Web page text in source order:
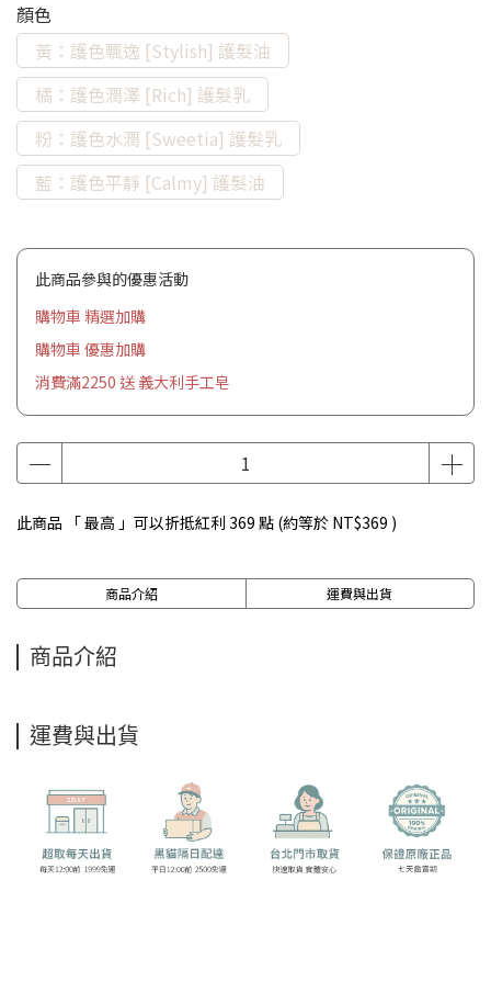
顏色
黃：護色飄逸 [Stylish] 護髮油
橘：護色潤澤 [Rich] 護髮乳
粉：護色水潤 [Sweetia] 護髮乳
藍：護色平靜 [Calmy] 護髮油
此商品參與的優惠活動
購物車 精選加購
購物車 優惠加購
消費滿2250 送 義大利手工皂
此商品 「 最高 」可以折抵紅利 369 點 (約等於 NT$369 )
商品介紹 運費與出貨
商品介紹
運費與出貨